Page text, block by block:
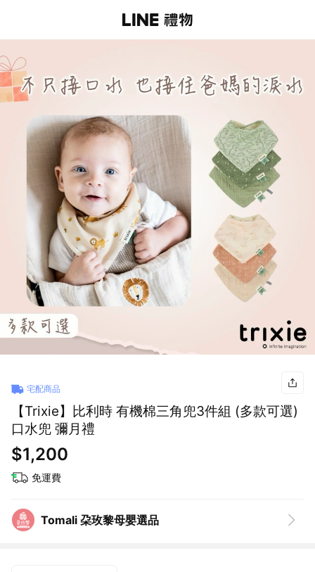
宅配商品
【Trixie】比利時 有機棉三角兜3件組 (多款可選)
口水兜 彌月禮
$1,200
免運費
Tomali 朶玫黎母嬰選品